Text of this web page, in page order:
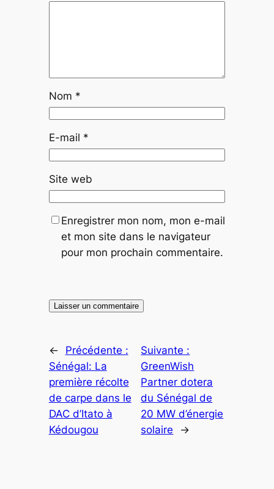
Nom *
E-mail *
Site web
Enregistrer mon nom, mon e-mail
et mon site dans le navigateur
pour mon prochain commentaire.
←
Précédente :
Sénégal: La
première récolte
de carpe dans le
DAC d’Itato à
Kédougou
Suivante :
GreenWish
Partner dotera
du Sénégal de
20 MW d’énergie
solaire
→